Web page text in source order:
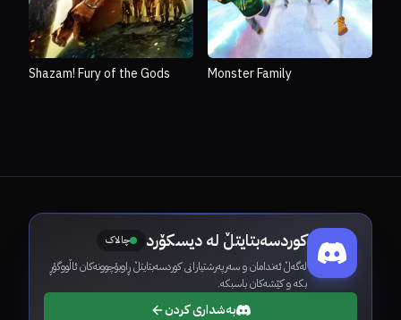
Shazam! Fury of the Gods Monster Family
کوردسەبتایتڵ لە دیسکۆرد چالاک
لەگەڵ ئەندامان و سەرپەرشتیارانی کوردسەبتایتڵ ڕاوبۆچوونەکان ئاڵووگۆڕ
بکە و کێشەکان باسبکە.
بەشداری کردن